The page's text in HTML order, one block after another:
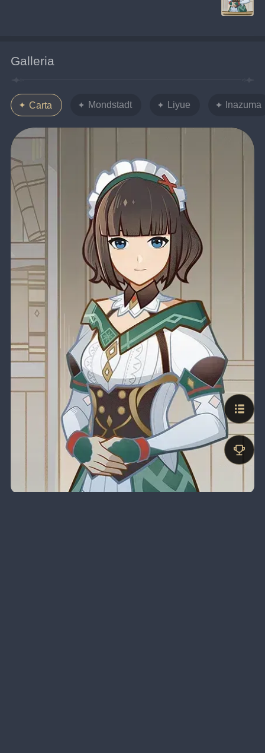
Galleria
Carta Mondstadt Liyue Inazuma